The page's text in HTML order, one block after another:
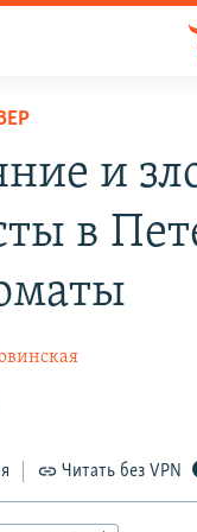
и
в
Читать без VPN